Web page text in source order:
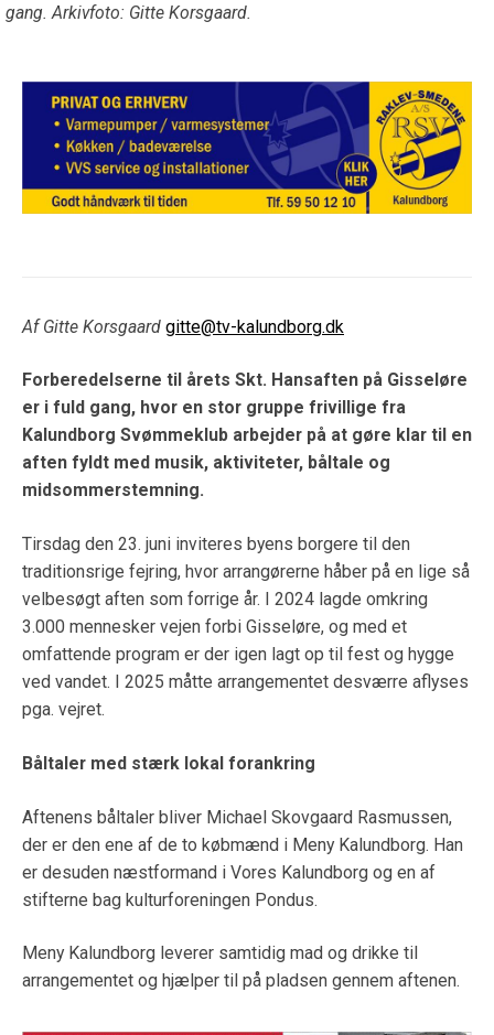
gang. Arkivfoto: Gitte Korsgaard.
Af Gitte Korsgaard gitte@tv-kalundborg.dk
Forberedelserne til årets Skt. Hansaften på Gisseløre
er i fuld gang, hvor en stor gruppe frivillige fra
Kalundborg Svømmeklub arbejder på at gøre klar til en
aften fyldt med musik, aktiviteter, båltale og
midsommerstemning.
Tirsdag den 23. juni inviteres byens borgere til den
traditionsrige fejring, hvor arrangørerne håber på en lige så
velbesøgt aften som forrige år. I 2024 lagde omkring
3.000 mennesker vejen forbi Gisseløre, og med et
omfattende program er der igen lagt op til fest og hygge
ved vandet. I 2025 måtte arrangementet desværre aflyses
pga. vejret.
Båltaler med stærk lokal forankring
Aftenens båltaler bliver Michael Skovgaard Rasmussen,
der er den ene af de to købmænd i Meny Kalundborg. Han
er desuden næstformand i Vores Kalundborg og en af
stifterne bag kulturforeningen Pondus.
Meny Kalundborg leverer samtidig mad og drikke til
arrangementet og hjælper til på pladsen gennem aftenen.